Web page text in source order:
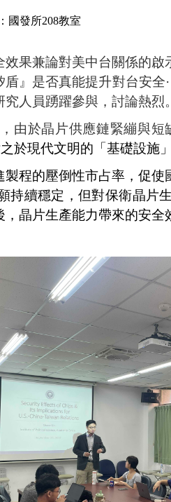
國發所208教室
果兼論對美中台關係的
』是否真能提升對台安全
人員踴躍參與，討論熱烈。
由於晶片供應鏈緊繃與短
於現代文明的「基礎設施
程的壓倒性市占率，促使
持續穩定，但對保衛晶片
晶片生產能力帶來的安全